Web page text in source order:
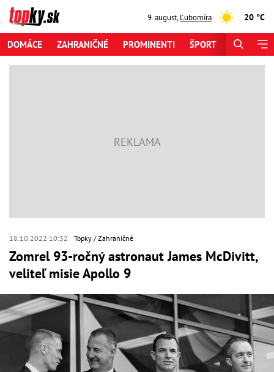
9. august,Ľubomíra 20 °C
DOMÁCE ZAHRANIČNÉ PROMINENTI ŠPORT
18.10.2022 10:32 Topky Zahraničné
Zomrel 93-ročný astronaut James McDivitt,
veliteľ misie Apollo 9